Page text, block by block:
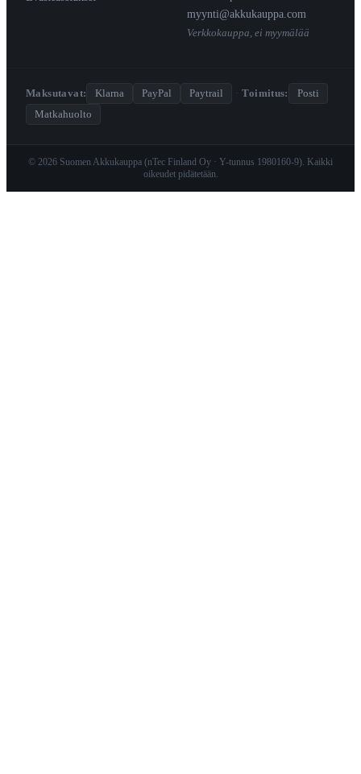
myynti@akkukauppa.com
Verkkokauppa, ei myymälää
Maksutavat: Klarna PayPal Paytrail · Toimitus:
Posti
Matkahuolto
© 2026 Suomen Akkukauppa (nTec Finland Oy · Y-tunnus 1980160-9). Kaikki
oikeudet pidätetään.